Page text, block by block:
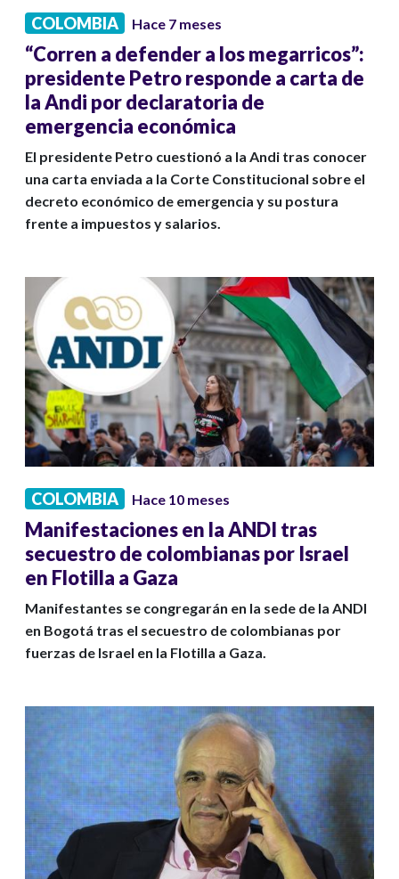
COLOMBIA Hace 7 meses
“Corren a defender a los megarricos”:
presidente Petro responde a carta de
la Andi por declaratoria de
emergencia económica
El presidente Petro cuestionó a la Andi tras conocer
una carta enviada a la Corte Constitucional sobre el
decreto económico de emergencia y su postura
frente a impuestos y salarios.
COLOMBIA Hace 10 meses
Manifestaciones en la ANDI tras
secuestro de colombianas por Israel
en Flotilla a Gaza
Manifestantes se congregarán en la sede de la ANDI
en Bogotá tras el secuestro de colombianas por
fuerzas de Israel en la Flotilla a Gaza.